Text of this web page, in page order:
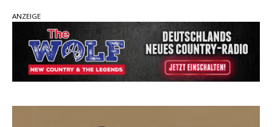
Parton, Bill Anderson und Shaboozey im Fokus
Chris Johnson & The Hollywood Hillbillies
kündigen neues Album mit „Better Days
Ahead“ an
täglich rund 10.000 Leser
ANZEIGE